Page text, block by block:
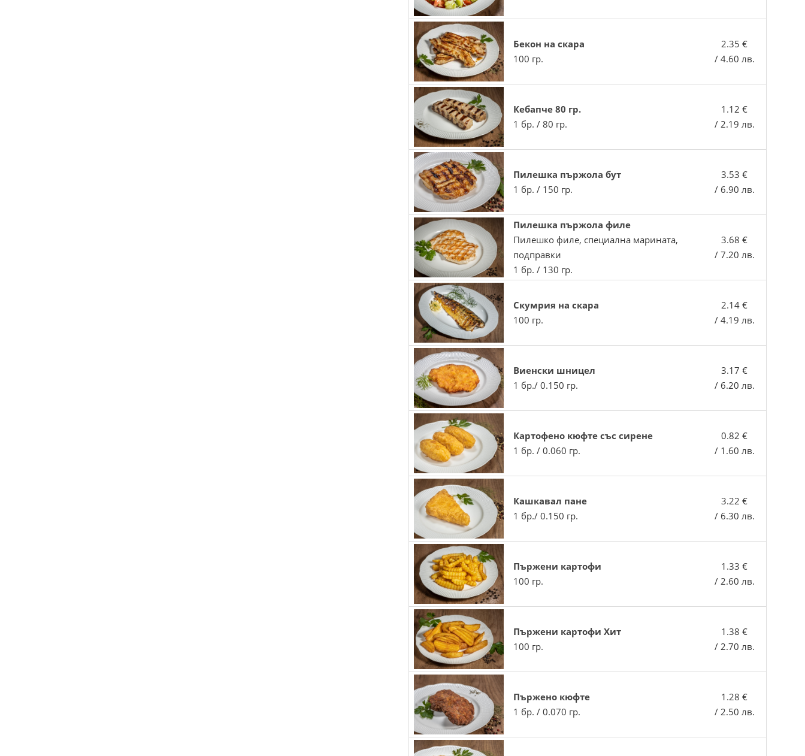
Бекон на скара
100 гр.
2.35 €
/ 4.60 лв.
Кебапче 80 гр.
1 бр. / 80 гр.
1.12 €
/ 2.19 лв.
Пилешка пържола бут
1 бр. / 150 гр.
3.53 €
/ 6.90 лв.
Пилешка пържола филе
Пилешко филе, специална марината,
подправки
1 бр. / 130 гр.
3.68 €
/ 7.20 лв.
Скумрия на скара
100 гр.
2.14 €
/ 4.19 лв.
Виенски шницел
1 бр./ 0.150 гр.
3.17 €
/ 6.20 лв.
Картофено кюфте със сирене
1 бр. / 0.060 гр.
0.82 €
/ 1.60 лв.
Кашкавал пане
1 бр./ 0.150 гр.
3.22 €
/ 6.30 лв.
Пържени картофи
100 гр.
1.33 €
/ 2.60 лв.
Пържени картофи Хит
100 гр.
1.38 €
/ 2.70 лв.
Пържено кюфте
1 бр. / 0.070 гр.
1.28 €
/ 2.50 лв.